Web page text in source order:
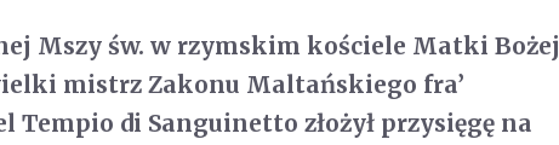
Mszy św. w rzymskim kościele Matki Bożej
mistrz Zakonu Maltańskiego fra’
Tempio di Sanguinetto złożył przysięgę na